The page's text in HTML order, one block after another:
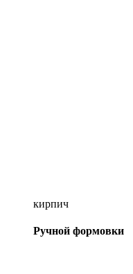
кирпич
Ручной формовки